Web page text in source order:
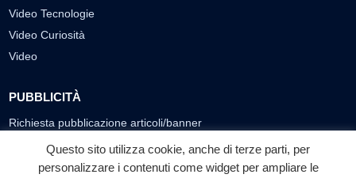
Video Tecnologie
Video Curiosità
Video
PUBBLICITÀ
Richiesta pubblicazione articoli/banner
SEGUICI SUI SOCIAL
Questo sito utilizza cookie, anche di terze parti, per
personalizzare i contenuti come widget per ampliare le